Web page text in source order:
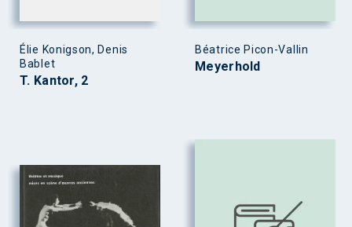
Élie Konigson, Denis
Bablet
T. Kantor, 2
Béatrice Picon-Vallin
Meyerhold